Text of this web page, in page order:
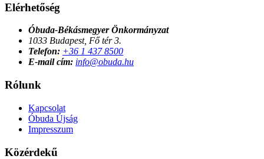
Elérhetőség
Óbuda-Békásmegyer Önkormányzat
1033 Budapest, Fő tér 3.
Telefon: +36 1 437 8500
E-mail cím: info@obuda.hu
Rólunk
Kapcsolat
Óbuda Újság
Impresszum
Közérdekű